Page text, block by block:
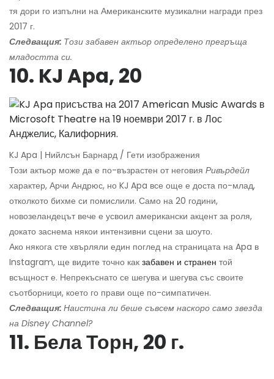
тя дори го изпълни на Американските музикални награди през
2017 г.
Следващия: Този забавен актьор определено прегръща
младостта си.
10. KJ Apa, 20
KJ Apa | Нийлсън Барнард / Гети изображения
Този актьор може да е по-възрастен от неговия Ривърдейл
характер, Арчи Андрюс, но KJ Apa все още е доста по-млад,
отколкото бихме си помислили. Само на 20 години,
новозеландецът вече е усвоил американски акцент за роля,
докато заснема някои интензивни сцени за шоуто.
Ако някога сте хвърляли един поглед на страницата на Apa в
Instagram, ще видите точно как забавен и странен той
всъщност е. Непрекъснато се шегува и шегува със своите
съотборници, което го прави още по-симпатичен.
Следващия: Наистина ли беше съвсем наскоро само звезда
на Disney Channel?
11. Бела Торн, 20 г.